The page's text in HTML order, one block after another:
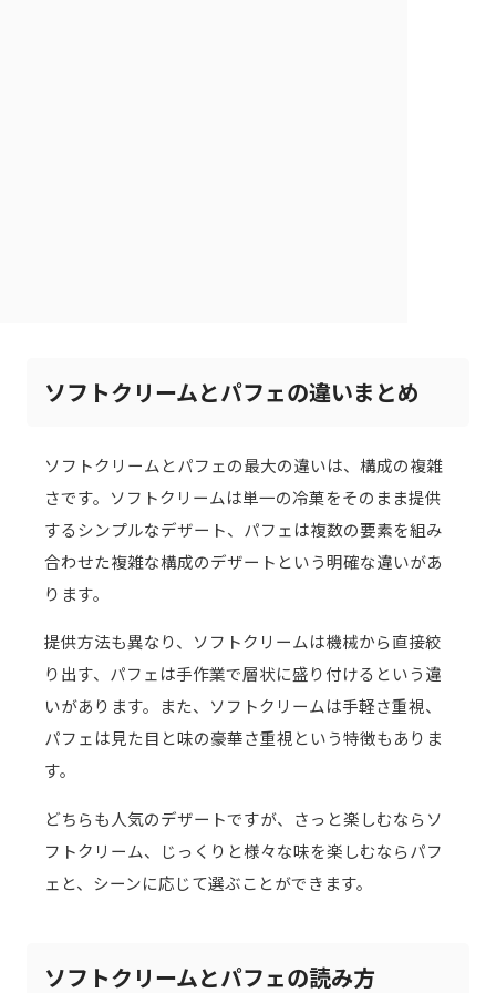
ソフトクリームとパフェの違いまとめ
ソフトクリームとパフェの最大の違いは、構成の複雑
さです。ソフトクリームは単一の冷菓をそのまま提供
するシンプルなデザート、パフェは複数の要素を組み
合わせた複雑な構成のデザートという明確な違いがあ
ります。
提供方法も異なり、ソフトクリームは機械から直接絞
り出す、パフェは手作業で層状に盛り付けるという違
いがあります。また、ソフトクリームは手軽さ重視、
パフェは見た目と味の豪華さ重視という特徴もありま
す。
どちらも人気のデザートですが、さっと楽しむならソ
フトクリーム、じっくりと様々な味を楽しむならパフ
ェと、シーンに応じて選ぶことができます。
ソフトクリームとパフェの読み方